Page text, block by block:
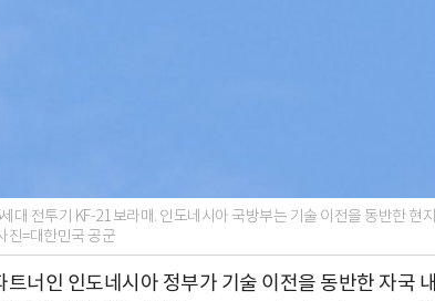
전투기 KF-21 보라매. 인도네시아 국방부는 기술 이전을 동반한 현지
진=대한민국 공군
너인 인도네시아 정부가 기술 이전을 동반한 자국 내